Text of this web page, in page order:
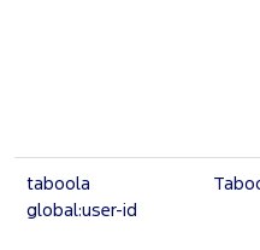
taboola
global:user-id